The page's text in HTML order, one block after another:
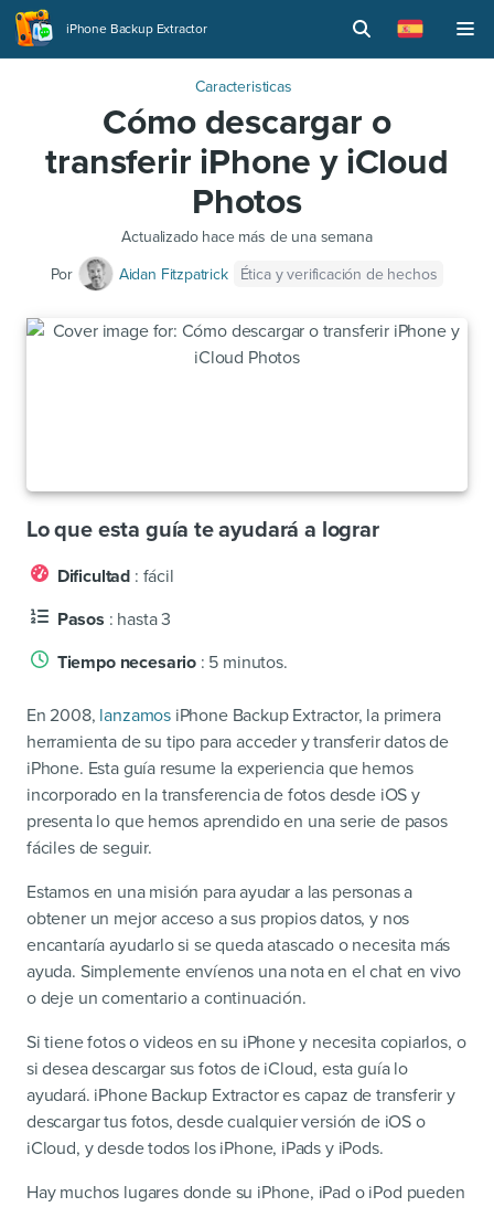
iPhone Backup Extractor
Caracteristicas
Cómo descargar o
transferir iPhone y iCloud
Photos
Actualizado hace más de una semana
Por
Aidan Fitzpatrick Ética y verificación de hechos
Lo que esta guía te ayudará a lograr
Dificultad : fácil
Pasos : hasta 3
Tiempo necesario : 5 minutos.
En 2008, lanzamos iPhone Backup Extractor, la primera
herramienta de su tipo para acceder y transferir datos de
iPhone. Esta guía resume la experiencia que hemos
incorporado en la transferencia de fotos desde iOS y
presenta lo que hemos aprendido en una serie de pasos
fáciles de seguir.
Estamos en una misión para ayudar a las personas a
obtener un mejor acceso a sus propios datos, y nos
encantaría ayudarlo si se queda atascado o necesita más
ayuda. Simplemente envíenos una nota en el chat en vivo
o deje un comentario a continuación.
Si tiene fotos o videos en su iPhone y necesita copiarlos, o
si desea descargar sus fotos de iCloud, esta guía lo
ayudará. iPhone Backup Extractor es capaz de transferir y
descargar tus fotos, desde cualquier versión de iOS o
iCloud, y desde todos los iPhone, iPads y iPods.
Hay muchos lugares donde su iPhone, iPad o iPod pueden